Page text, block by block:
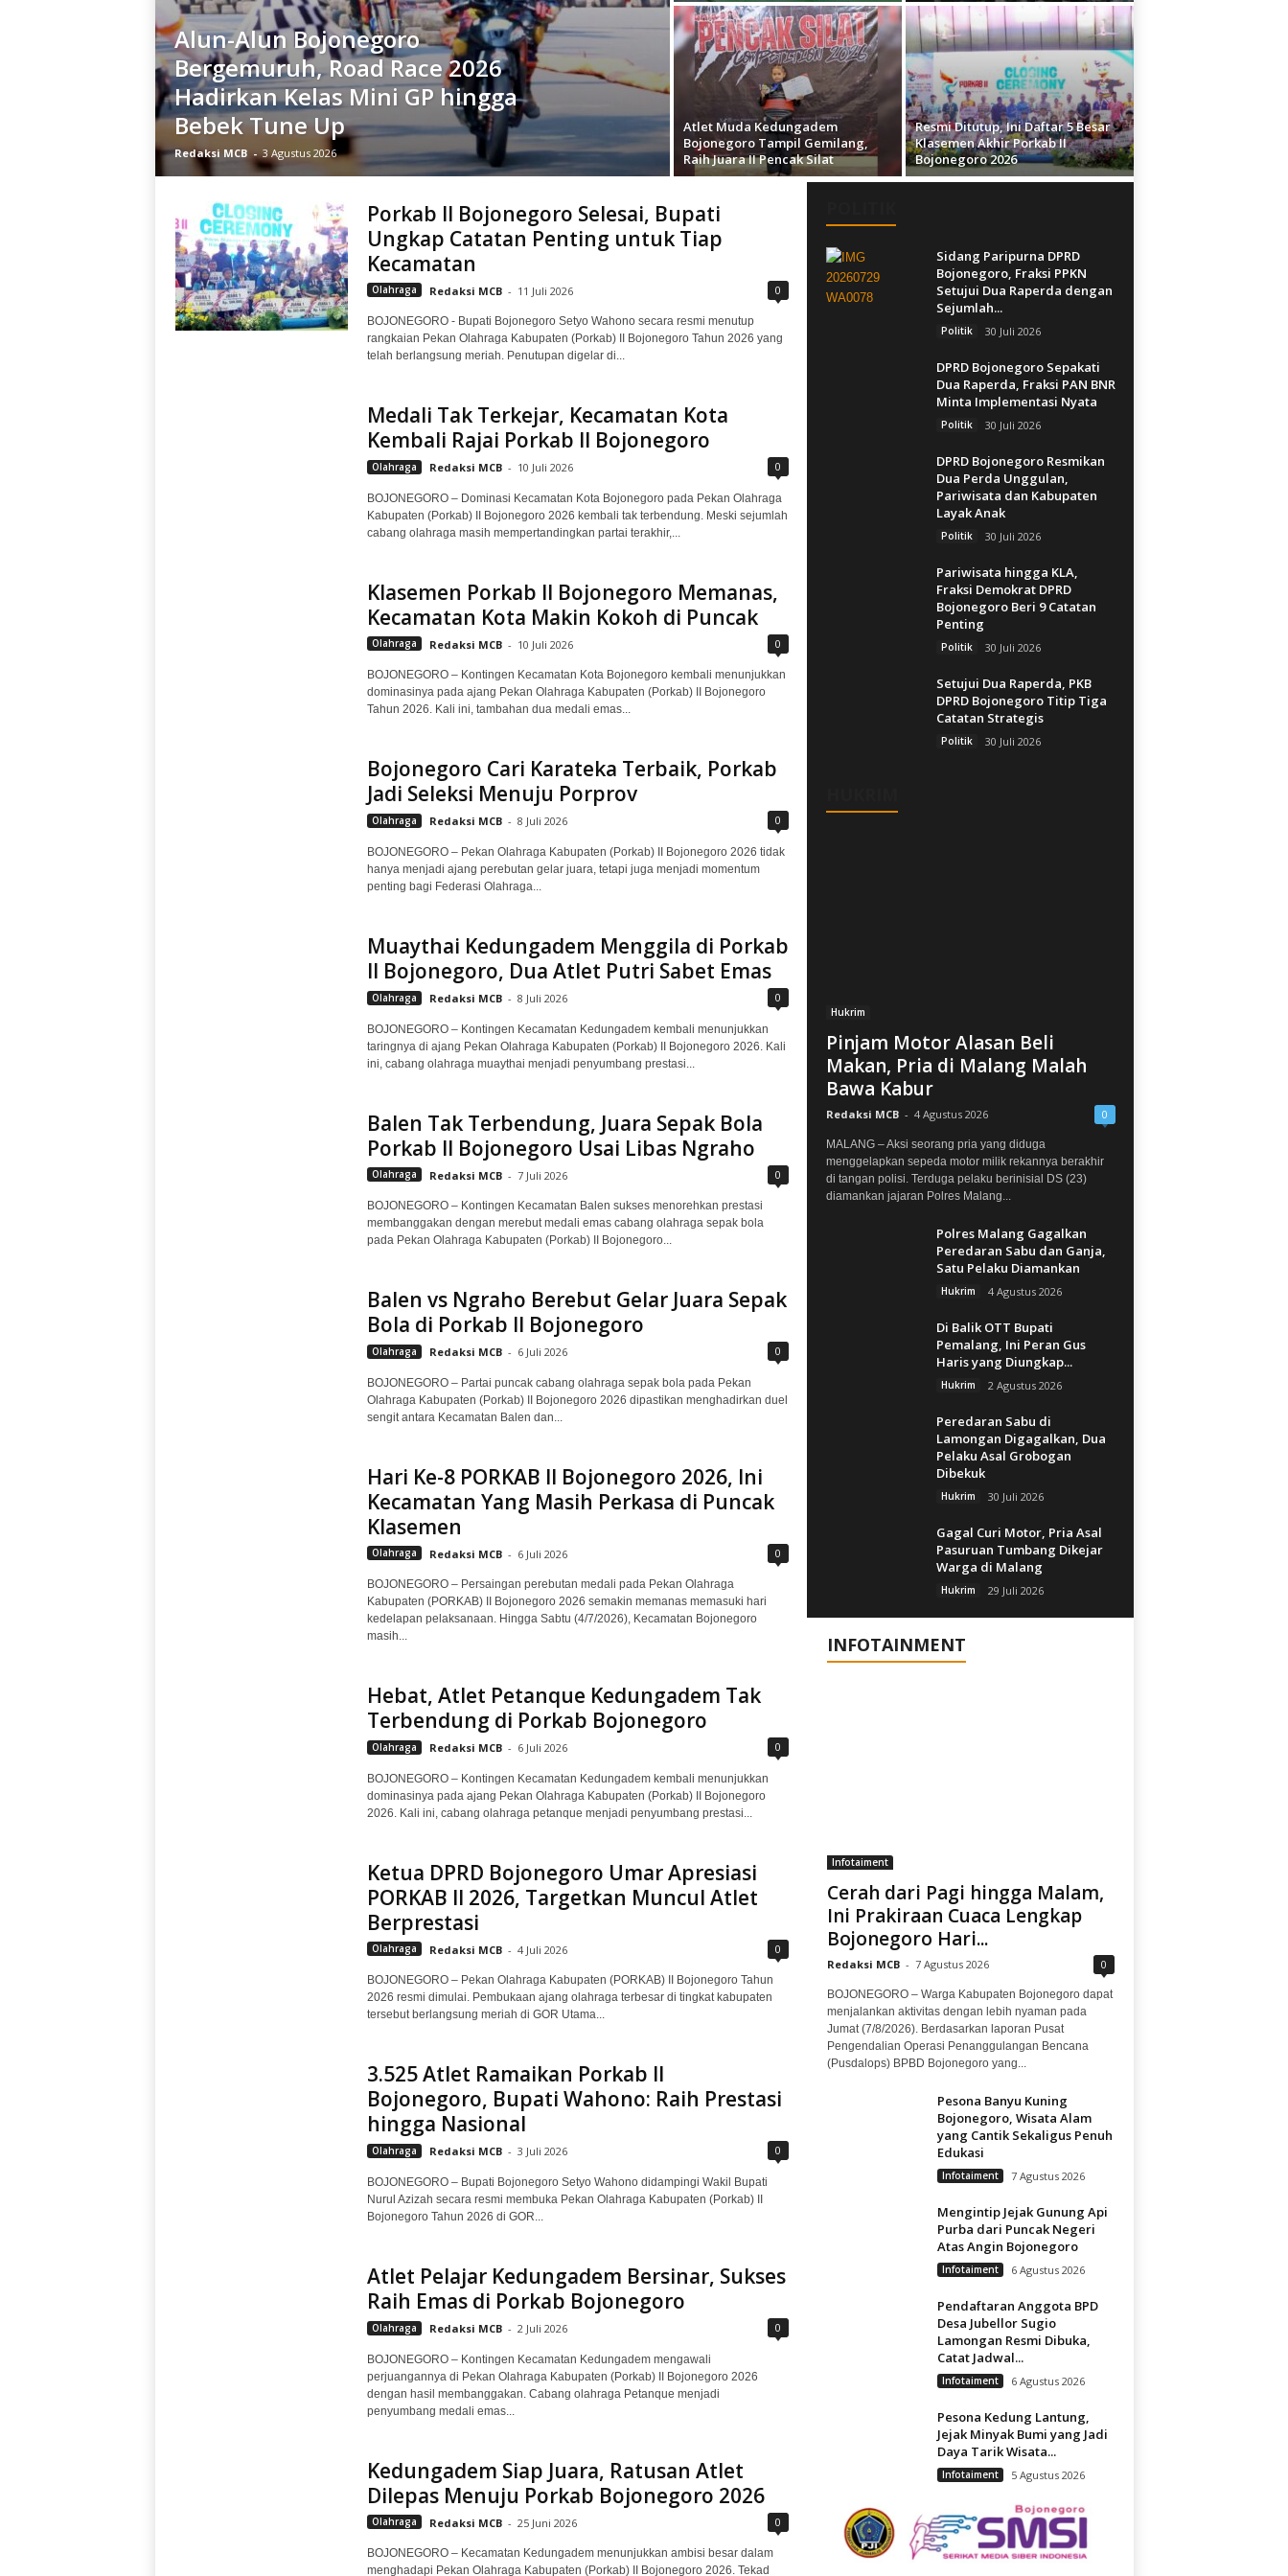
Alun-Alun Bojonegoro
Bergemuruh, Road Race 2026
Hadirkan Kelas Mini GP hingga
Bebek Tune Up
Redaksi MCB - 3 Agustus 2026
Atlet Muda Kedungadem
Bojonegoro Tampil Gemilang,
Raih Juara II Pencak Silat
Resmi Ditutup, Ini Daftar 5 Besar
Klasemen Akhir Porkab II
Bojonegoro 2026
Porkab II Bojonegoro Selesai, Bupati
Ungkap Catatan Penting untuk Tiap
Kecamatan
Olahraga Redaksi MCB - 11 Juli 2026 0
BOJONEGORO - Bupati Bojonegoro Setyo Wahono secara resmi menutup
rangkaian Pekan Olahraga Kabupaten (Porkab) II Bojonegoro Tahun 2026 yang
telah berlangsung meriah. Penutupan digelar di...
Medali Tak Terkejar, Kecamatan Kota
Kembali Rajai Porkab II Bojonegoro
Olahraga Redaksi MCB - 10 Juli 2026 0
BOJONEGORO – Dominasi Kecamatan Kota Bojonegoro pada Pekan Olahraga
Kabupaten (Porkab) II Bojonegoro 2026 kembali tak terbendung. Meski sejumlah
cabang olahraga masih mempertandingkan partai terakhir,...
Klasemen Porkab II Bojonegoro Memanas,
Kecamatan Kota Makin Kokoh di Puncak
Olahraga Redaksi MCB - 10 Juli 2026 0
BOJONEGORO – Kontingen Kecamatan Kota Bojonegoro kembali menunjukkan
dominasinya pada ajang Pekan Olahraga Kabupaten (Porkab) II Bojonegoro
Tahun 2026. Kali ini, tambahan dua medali emas...
Bojonegoro Cari Karateka Terbaik, Porkab
Jadi Seleksi Menuju Porprov
Olahraga Redaksi MCB - 8 Juli 2026 0
BOJONEGORO – Pekan Olahraga Kabupaten (Porkab) II Bojonegoro 2026 tidak
hanya menjadi ajang perebutan gelar juara, tetapi juga menjadi momentum
penting bagi Federasi Olahraga...
Muaythai Kedungadem Menggila di Porkab
II Bojonegoro, Dua Atlet Putri Sabet Emas
Olahraga Redaksi MCB - 8 Juli 2026 0
BOJONEGORO – Kontingen Kecamatan Kedungadem kembali menunjukkan
taringnya di ajang Pekan Olahraga Kabupaten (Porkab) II Bojonegoro 2026. Kali
ini, cabang olahraga muaythai menjadi penyumbang prestasi...
Balen Tak Terbendung, Juara Sepak Bola
Porkab II Bojonegoro Usai Libas Ngraho
Olahraga Redaksi MCB - 7 Juli 2026 0
BOJONEGORO – Kontingen Kecamatan Balen sukses menorehkan prestasi
membanggakan dengan merebut medali emas cabang olahraga sepak bola
pada Pekan Olahraga Kabupaten (Porkab) II Bojonegoro...
Balen vs Ngraho Berebut Gelar Juara Sepak
Bola di Porkab II Bojonegoro
Olahraga Redaksi MCB - 6 Juli 2026 0
BOJONEGORO – Partai puncak cabang olahraga sepak bola pada Pekan
Olahraga Kabupaten (Porkab) II Bojonegoro 2026 dipastikan menghadirkan duel
sengit antara Kecamatan Balen dan...
Hari Ke-8 PORKAB II Bojonegoro 2026, Ini
Kecamatan Yang Masih Perkasa di Puncak
Klasemen
Olahraga Redaksi MCB - 6 Juli 2026 0
BOJONEGORO – Persaingan perebutan medali pada Pekan Olahraga
Kabupaten (PORKAB) II Bojonegoro 2026 semakin memanas memasuki hari
kedelapan pelaksanaan. Hingga Sabtu (4/7/2026), Kecamatan Bojonegoro
masih...
Hebat, Atlet Petanque Kedungadem Tak
Terbendung di Porkab Bojonegoro
Olahraga Redaksi MCB - 6 Juli 2026 0
BOJONEGORO – Kontingen Kecamatan Kedungadem kembali menunjukkan
dominasinya pada ajang Pekan Olahraga Kabupaten (Porkab) II Bojonegoro
2026. Kali ini, cabang olahraga petanque menjadi penyumbang prestasi...
Ketua DPRD Bojonegoro Umar Apresiasi
PORKAB II 2026, Targetkan Muncul Atlet
Berprestasi
Olahraga Redaksi MCB - 4 Juli 2026 0
BOJONEGORO – Pekan Olahraga Kabupaten (PORKAB) II Bojonegoro Tahun
2026 resmi dimulai. Pembukaan ajang olahraga terbesar di tingkat kabupaten
tersebut berlangsung meriah di GOR Utama...
3.525 Atlet Ramaikan Porkab II
Bojonegoro, Bupati Wahono: Raih Prestasi
hingga Nasional
Olahraga Redaksi MCB - 3 Juli 2026 0
BOJONEGORO – Bupati Bojonegoro Setyo Wahono didampingi Wakil Bupati
Nurul Azizah secara resmi membuka Pekan Olahraga Kabupaten (Porkab) II
Bojonegoro Tahun 2026 di GOR...
Atlet Pelajar Kedungadem Bersinar, Sukses
Raih Emas di Porkab Bojonegoro
Olahraga Redaksi MCB - 2 Juli 2026 0
BOJONEGORO – Kontingen Kecamatan Kedungadem mengawali
perjuangannya di Pekan Olahraga Kabupaten (Porkab) II Bojonegoro 2026
dengan hasil membanggakan. Cabang olahraga Petanque menjadi
penyumbang medali emas...
Kedungadem Siap Juara, Ratusan Atlet
Dilepas Menuju Porkab Bojonegoro 2026
Olahraga Redaksi MCB - 25 Juni 2026 0
BOJONEGORO – Kecamatan Kedungadem menunjukkan ambisi besar dalam
menghadapi Pekan Olahraga Kabupaten (Porkab) II Bojonegoro 2026. Tekad
Sidang Paripurna DPRD
Bojonegoro, Fraksi PPKN
Setujui Dua Raperda dengan
Sejumlah...
Politik 30 Juli 2026
DPRD Bojonegoro Sepakati
Dua Raperda, Fraksi PAN BNR
Minta Implementasi Nyata
Politik 30 Juli 2026
DPRD Bojonegoro Resmikan
Dua Perda Unggulan,
Pariwisata dan Kabupaten
Layak Anak
Politik 30 Juli 2026
Pariwisata hingga KLA,
Fraksi Demokrat DPRD
Bojonegoro Beri 9 Catatan
Penting
Politik 30 Juli 2026
Setujui Dua Raperda, PKB
DPRD Bojonegoro Titip Tiga
Catatan Strategis
Politik 30 Juli 2026
Hukrim
Pinjam Motor Alasan Beli
Makan, Pria di Malang Malah
Bawa Kabur
Redaksi MCB - 4 Agustus 2026 0
MALANG – Aksi seorang pria yang diduga
menggelapkan sepeda motor milik rekannya berakhir
di tangan polisi. Terduga pelaku berinisial DS (23)
diamankan jajaran Polres Malang...
Polres Malang Gagalkan
Peredaran Sabu dan Ganja,
Satu Pelaku Diamankan
Hukrim 4 Agustus 2026
Di Balik OTT Bupati
Pemalang, Ini Peran Gus
Haris yang Diungkap...
Hukrim 2 Agustus 2026
Peredaran Sabu di
Lamongan Digagalkan, Dua
Pelaku Asal Grobogan
Dibekuk
Hukrim 30 Juli 2026
Gagal Curi Motor, Pria Asal
Pasuruan Tumbang Dikejar
Warga di Malang
Hukrim 29 Juli 2026
INFOTAINMENT
Infotaiment
Cerah dari Pagi hingga Malam,
Ini Prakiraan Cuaca Lengkap
Bojonegoro Hari...
Redaksi MCB - 7 Agustus 2026 0
BOJONEGORO – Warga Kabupaten Bojonegoro dapat
menjalankan aktivitas dengan lebih nyaman pada
Jumat (7/8/2026). Berdasarkan laporan Pusat
Pengendalian Operasi Penanggulangan Bencana
(Pusdalops) BPBD Bojonegoro yang...
Pesona Banyu Kuning
Bojonegoro, Wisata Alam
yang Cantik Sekaligus Penuh
Edukasi
Infotaiment 7 Agustus 2026
Mengintip Jejak Gunung Api
Purba dari Puncak Negeri
Atas Angin Bojonegoro
Infotaiment 6 Agustus 2026
Pendaftaran Anggota BPD
Desa Jubellor Sugio
Lamongan Resmi Dibuka,
Catat Jadwal...
Infotaiment 6 Agustus 2026
Pesona Kedung Lantung,
Jejak Minyak Bumi yang Jadi
Daya Tarik Wisata...
Infotaiment 5 Agustus 2026